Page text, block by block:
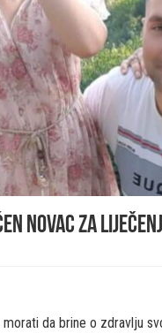
novac za
da brine o zdravlju